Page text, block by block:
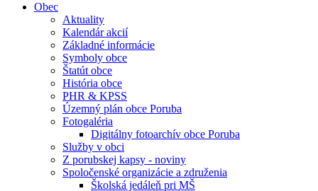
Obec
Aktuality
Kalendár akcií
Základné informácie
Symboly obce
Štatút obce
História obce
PHR & KPSS
Územný plán obce Poruba
Fotogaléria
Digitálny fotoarchív obce Poruba
Služby v obci
Z porubskej kapsy - noviny
Spoločenské organizácie a združenia
Školská jedáleň pri MŠ